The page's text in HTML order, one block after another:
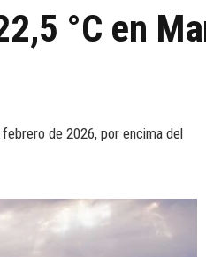
°C en
febrero de 2026, por encima del